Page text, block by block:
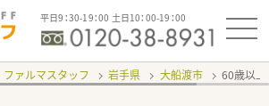
平日9：30-19：00 土日10：00-19：00
ファルマスタッフ 岩手県 大船渡市 60歳以